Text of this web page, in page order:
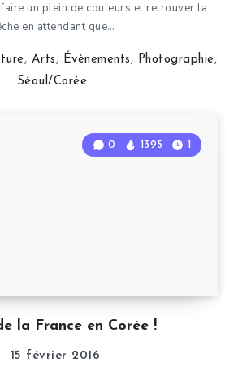
un plein de couleurs et retrouver la
en attendant que…
, Arts, Évènements, Photographie,
Séoul/Corée
la France en Corée !
0 1395 1
15 février 2016